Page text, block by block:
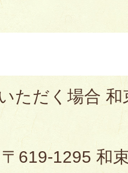
ただく場合
619-1295 和